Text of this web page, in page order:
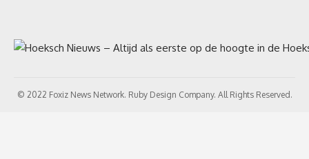
© 2022 Foxiz News Network. Ruby Design Company. All Rights Reserved.